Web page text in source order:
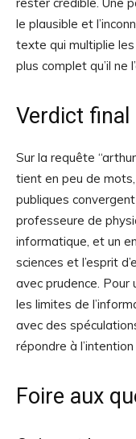
le plausible et
texte qui multiplie
plus complet qu’il ne
Verdict final
Sur la requête
tient en peu de
publiques
professeure de
informatique, et un
sciences et l’esprit
avec prudence.
les limites de
avec des
répondre à
Foire aux